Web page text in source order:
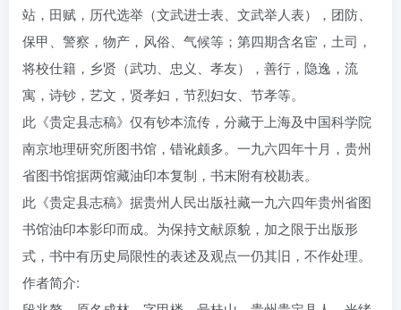
站，田赋，历代选举（文武进士表、文武举人表），团防、
保甲、警察，物产，风俗、气候等；第四期含名宦，土司，
将校仕籍，乡贤（武功、忠义、孝友），善行，隐逸，流
寓，诗钞，艺文，贤孝妇，节烈妇女、节孝等。
此《贵定县志稿》仅有钞本流传，分藏于上海及中国科学院
南京地理研究所图书馆，错讹颇多。一九六四年十月，贵州
省图书馆据两馆藏油印本复制，书末附有校勘表。
此《贵定县志稿》据贵州人民出版社藏一九六四年贵州省图
书馆油印本影印而成。为保持文献原貌，加之限于出版形
式，书中有历史局限性的表述及观点一仍其旧，不作处理。
作者简介: